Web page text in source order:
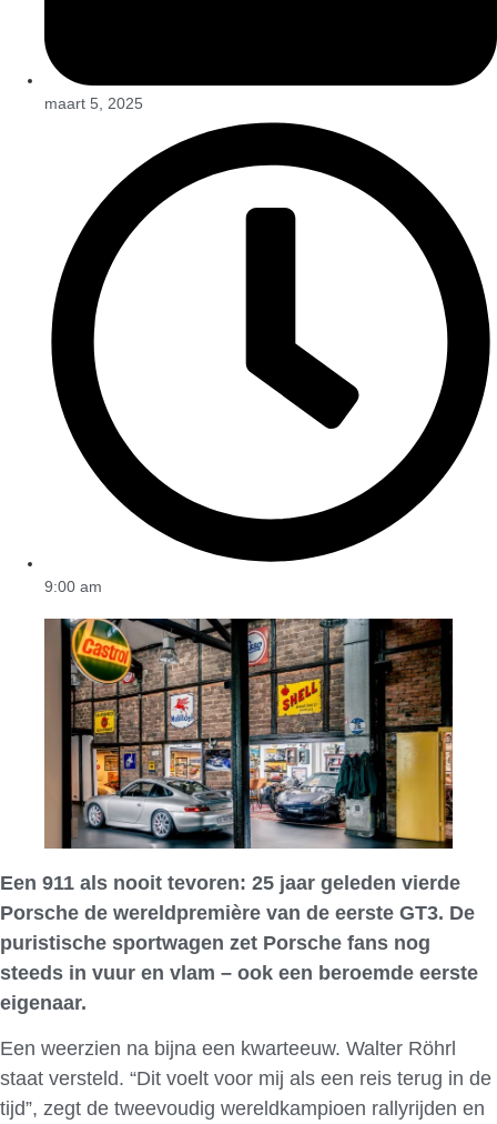
maart 5, 2025
9:00 am
Een 911 als nooit tevoren: 25 jaar geleden vierde
Porsche de wereldpremière van de eerste GT3. De
puristische sportwagen zet Porsche fans nog
steeds in vuur en vlam – ook een beroemde eerste
eigenaar.
Een weerzien na bijna een kwarteeuw. Walter Röhrl
staat versteld. “Dit voelt voor mij als een reis terug in de
tijd”, zegt de tweevoudig wereldkampioen rallyrijden en